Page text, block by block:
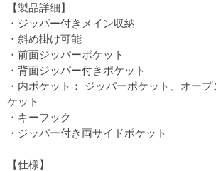
【製品詳細】
・ジッパー付きメイン収納
・斜め掛け可能
・前面ジッパーポケット
・背面ジッパー付きポケット
・内ポケット： ジッパーポケット、オー
ケット
・キーフック
・ジッパー付き両サイドポケット
【仕様】